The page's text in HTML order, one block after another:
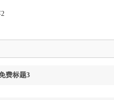
费标题3